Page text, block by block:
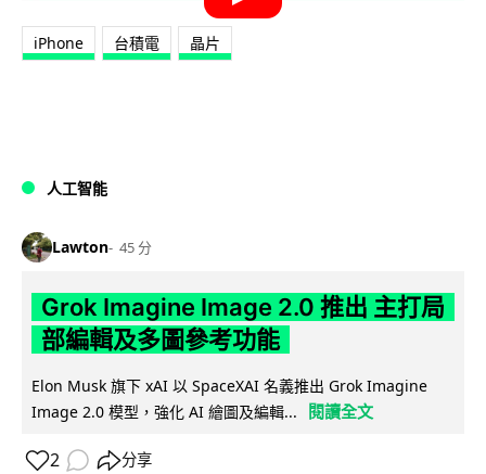
iPhone 台積電 晶片
人工智能
Lawton 45 分
Grok Imagine Image 2.0 推出 主打局
部編輯及多圖參考功能
Elon Musk 旗下 xAI 以 SpaceXAI 名義推出 Grok Imagine
Image 2.0 模型，強化 AI 繪圖及編輯...
閱讀全文
2 分享